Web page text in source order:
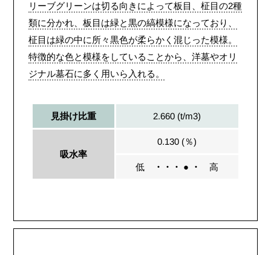
リーブグリーンは切る向きによって板目、柾目の2種
類に分かれ、板目は緑と黒の縞模様になっており、
柾目は緑の中に所々黒色が柔らかく混じった模様。
特徴的な色と模様をしていることから、洋墓やオリ
ジナル墓石に多く用いら入れる。
見掛け比重 2.660 (t/m3)
吸水率
0.130 (％)
低 ・・・ ● ・ 高